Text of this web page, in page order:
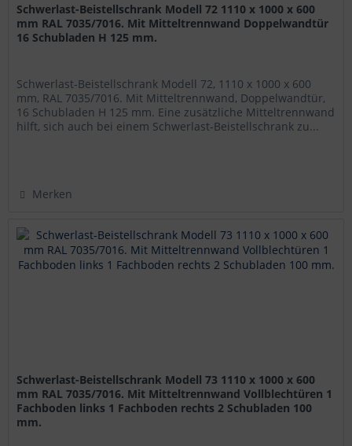
Schwerlast-Beistellschrank Modell 72 1110 x 1000 x 600
mm RAL 7035/7016. Mit Mitteltrennwand Doppelwandtür
16 Schubladen H 125 mm.
Schwerlast-Beistellschrank Modell 72, 1110 x 1000 x 600
mm, RAL 7035/7016. Mit Mitteltrennwand, Doppelwandtür,
16 Schubladen H 125 mm. Eine zusätzliche Mitteltrennwand
hilft, sich auch bei einem Schwerlast-Beistellschrank zu...
Merken
Schwerlast-Beistellschrank Modell 73 1110 x 1000 x 600
mm RAL 7035/7016. Mit Mitteltrennwand Vollblechtüren 1
Fachboden links 1 Fachboden rechts 2 Schubladen 100
mm.